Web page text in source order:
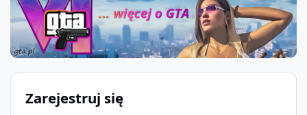
Zarejestruj się